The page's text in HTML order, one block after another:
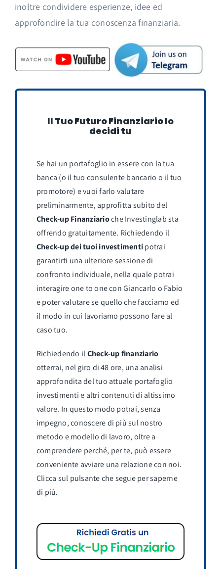
inoltre condividere esperienze, idee ed
approfondire la tua conoscenza finanziaria.
Il Tuo Futuro Finanziario lo
decidi tu
Se hai un portafoglio in essere con la tua
banca (o il tuo consulente bancario o il tuo
promotore) e vuoi farlo valutare
preliminarmente, approfitta subito del
Check-up Finanziarioche Investinglab sta
offrendo gratuitamente. Richiedendo il
Check-up dei tuoi investimentipotrai
garantirti una ulteriore sessione di
confronto individuale, nella quale potrai
interagire one to one con Giancarlo o Fabio
e poter valutare se quello che facciamo ed
il modo in cui lavoriamo possono fare al
caso tuo.
Richiedendo ilCheck-up finanziario
otterrai, nel giro di 48 ore, una analisi
approfondita del tuo attuale portafoglio
investimenti e altri contenuti di altissimo
valore. In questo modo potrai, senza
impegno, conoscere di più sul nostro
metodo e modello di lavoro, oltre a
comprendere perché, per te, può essere
conveniente avviare una relazione con noi.
Clicca sul pulsante che segue per saperne
di più.